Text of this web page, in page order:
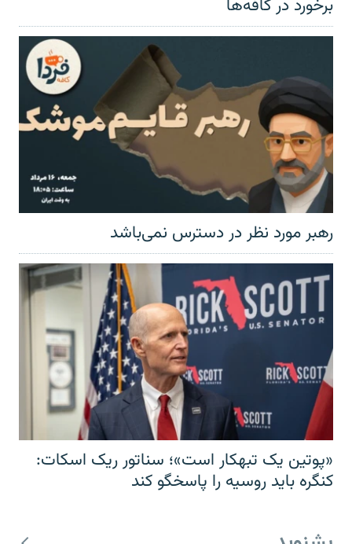
برخورد در کافه‌ها
رهبر مورد نظر در دسترس نمی‌باشد
«پوتین یک تبهکار است»؛ سناتور ریک اسکات:
کنگره باید روسیه را پاسخگو کند